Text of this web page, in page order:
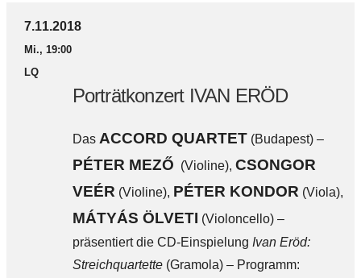
7.11.2018
Mi., 19:00
LQ
Porträtkonzert IVAN ERÖD
Das ACCORD QUARTET(Budapest) –
PÉTER MEZŐ (Violine), CSONGOR
VEÉR (Violine), PÉTER KONDOR (Viola),
MÁTYÁS ÖLVETI (Violoncello) –
präsentiert die CD-Einspielung Ivan Eröd:
Streichquartette(Gramola) – Programm: